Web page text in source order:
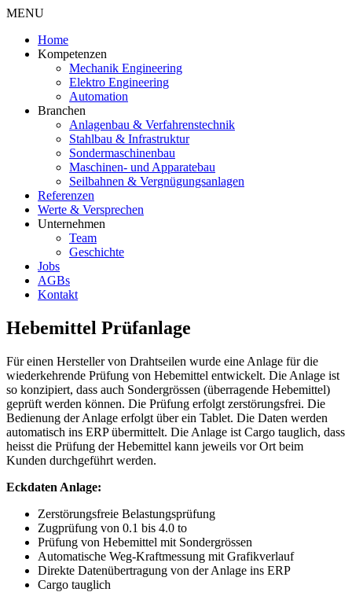
MENU
Home
Kompetenzen
Mechanik Engineering
Elektro Engineering
Automation
Branchen
Anlagenbau & Verfahrenstechnik
Stahlbau & Infrastruktur
Sondermaschinenbau
Maschinen- und Apparatebau
Seilbahnen & Vergnügungsanlagen
Referenzen
Werte & Versprechen
Unternehmen
Team
Geschichte
Jobs
AGBs
Kontakt
Hebemittel Prüfanlage
Für einen Hersteller von Drahtseilen wurde eine Anlage für die
wiederkehrende Prüfung von Hebemittel entwickelt. Die Anlage ist
so konzipiert, dass auch Sondergrössen (überragende Hebemittel)
geprüft werden können. Die Prüfung erfolgt zerstörungsfrei. Die
Bedienung der Anlage erfolgt über ein Tablet. Die Daten werden
automatisch ins ERP übermittelt. Die Anlage ist Cargo tauglich, dass
heisst die Prüfung der Hebemittel kann jeweils vor Ort beim
Kunden durchgeführt werden.
Eckdaten Anlage:
Zerstörungsfreie Belastungsprüfung
Zugprüfung von 0.1 bis 4.0 to
Prüfung von Hebemittel mit Sondergrössen
Automatische Weg-Kraftmessung mit Grafikverlauf
Direkte Datenübertragung von der Anlage ins ERP
Cargo tauglich